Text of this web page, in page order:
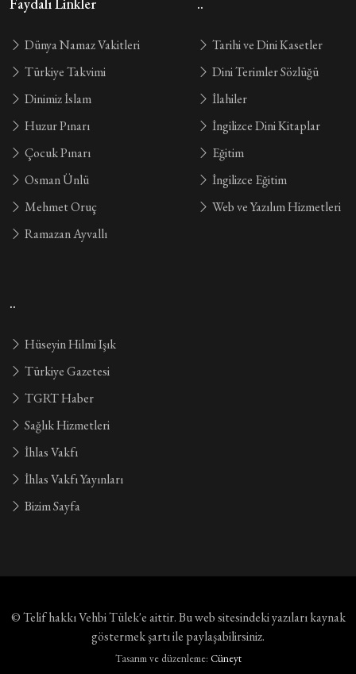
Faydalı Linkler
Dünya Namaz Vakitleri
Türkiye Takvimi
Dinimiz İslam
Huzur Pınarı
Çocuk Pınarı
Osman Ünlü
Mehmet Oruç
Ramazan Ayvallı
..
Tarihi ve Dini Kasetler
Dini Terimler Sözlüğü
İlahiler
İngilizce Dini Kitaplar
Eğitim
İngilizce Eğitim
Web ve Yazılım Hizmetleri
..
Hüseyin Hilmi Işık
Türkiye Gazetesi
TGRT Haber
Sağlık Hizmetleri
İhlas Vakfı
İhlas Vakfı Yayınları
Bizim Sayfa
© Telif hakkıVehbi Tülek'e aittir. Bu web sitesindeki yazıları kaynak
göstermek şartı ile paylaşabilirsiniz.
Tasarım ve düzenleme: Cüneyt